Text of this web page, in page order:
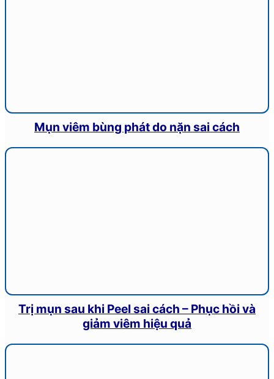
Mụn viêm bùng phát do nặn sai cách
Trị mụn sau khi Peel sai cách – Phục hồi và
giảm viêm hiệu quả